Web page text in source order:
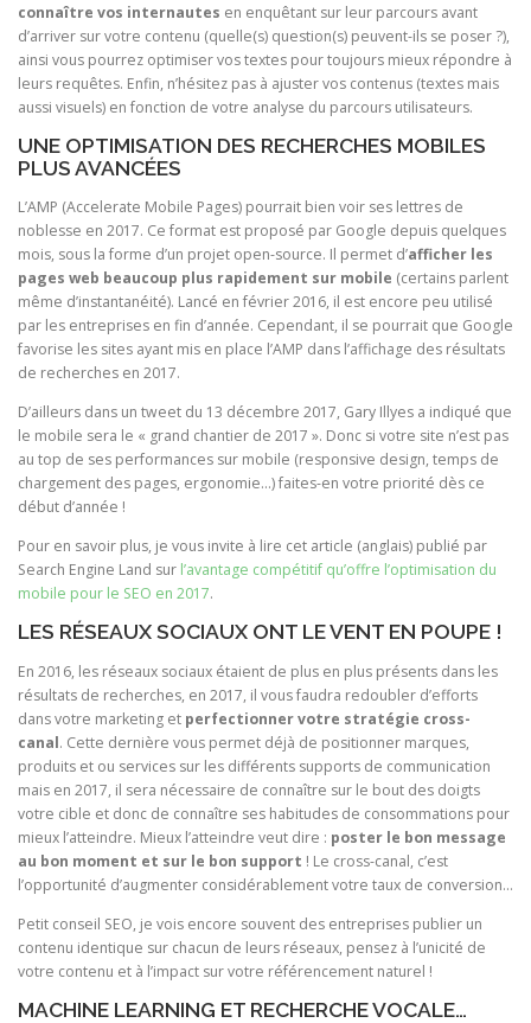
connaître vos internautes en enquêtant sur leur parcours avant
d’arriver sur votre contenu (quelle(s) question(s) peuvent-ils se poser ?),
ainsi vous pourrez optimiser vos textes pour toujours mieux répondre à
leurs requêtes. Enfin, n’hésitez pas à ajuster vos contenus (textes mais
aussi visuels) en fonction de votre analyse du parcours utilisateurs.
UNE OPTIMISATION DES RECHERCHES MOBILES
PLUS AVANCÉES
L’AMP (Accelerate Mobile Pages) pourrait bien voir ses lettres de
noblesse en 2017. Ce format est proposé par Google depuis quelques
mois, sous la forme d’un projet open-source. Il permet d’afficher les
pages web beaucoup plus rapidement sur mobile (certains parlent
même d’instantanéité). Lancé en février 2016, il est encore peu utilisé
par les entreprises en fin d’année. Cependant, il se pourrait que Google
favorise les sites ayant mis en place l’AMP dans l’affichage des résultats
de recherches en 2017.
D’ailleurs dans un tweet du 13 décembre 2017, Gary Illyes a indiqué que
le mobile sera le « grand chantier de 2017 ». Donc si votre site n’est pas
au top de ses performances sur mobile (responsive design, temps de
chargement des pages, ergonomie…) faites-en votre priorité dès ce
début d’année !
Pour en savoir plus, je vous invite à lire cet article (anglais) publié par
Search Engine Land sur l’avantage compétitif qu’offre l’optimisation du
mobile pour le SEO en 2017.
LES RÉSEAUX SOCIAUX ONT LE VENT EN POUPE !
En 2016, les réseaux sociaux étaient de plus en plus présents dans les
résultats de recherches, en 2017, il vous faudra redoubler d’efforts
dans votre marketing et perfectionner votre stratégie cross-
canal. Cette dernière vous permet déjà de positionner marques,
produits et ou services sur les différents supports de communication
mais en 2017, il sera nécessaire de connaître sur le bout des doigts
votre cible et donc de connaître ses habitudes de consommations pour
mieux l’atteindre. Mieux l’atteindre veut dire : poster le bon message
au bon moment et sur le bon support ! Le cross-canal, c’est
l’opportunité d’augmenter considérablement votre taux de conversion…
Petit conseil SEO, je vois encore souvent des entreprises publier un
contenu identique sur chacun de leurs réseaux, pensez à l’unicité de
votre contenu et à l’impact sur votre référencement naturel !
MACHINE LEARNING ET RECHERCHE VOCALE…